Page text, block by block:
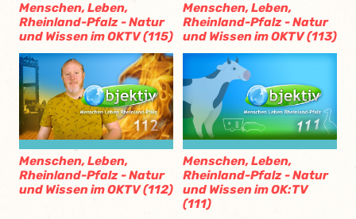
Menschen, Leben,
Rheinland-Pfalz - Natur
und Wissen im OKTV (115)
Menschen, Leben,
Rheinland-Pfalz - Natur
und Wissen im OKTV (113)
Menschen, Leben,
Rheinland-Pfalz - Natur
und Wissen im OKTV (112)
Menschen, Leben,
Rheinland-Pfalz - Natur
und Wissen im OK:TV
(111)